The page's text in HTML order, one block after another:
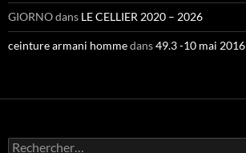
GIORNOdans LE CELLIER 2020 – 2026
ceinture armani hommedans49.3 -10 mai 2016
Rechercher :